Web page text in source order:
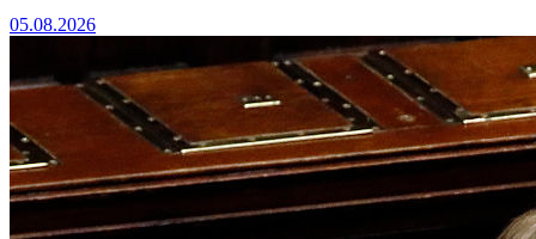
05.08.2026